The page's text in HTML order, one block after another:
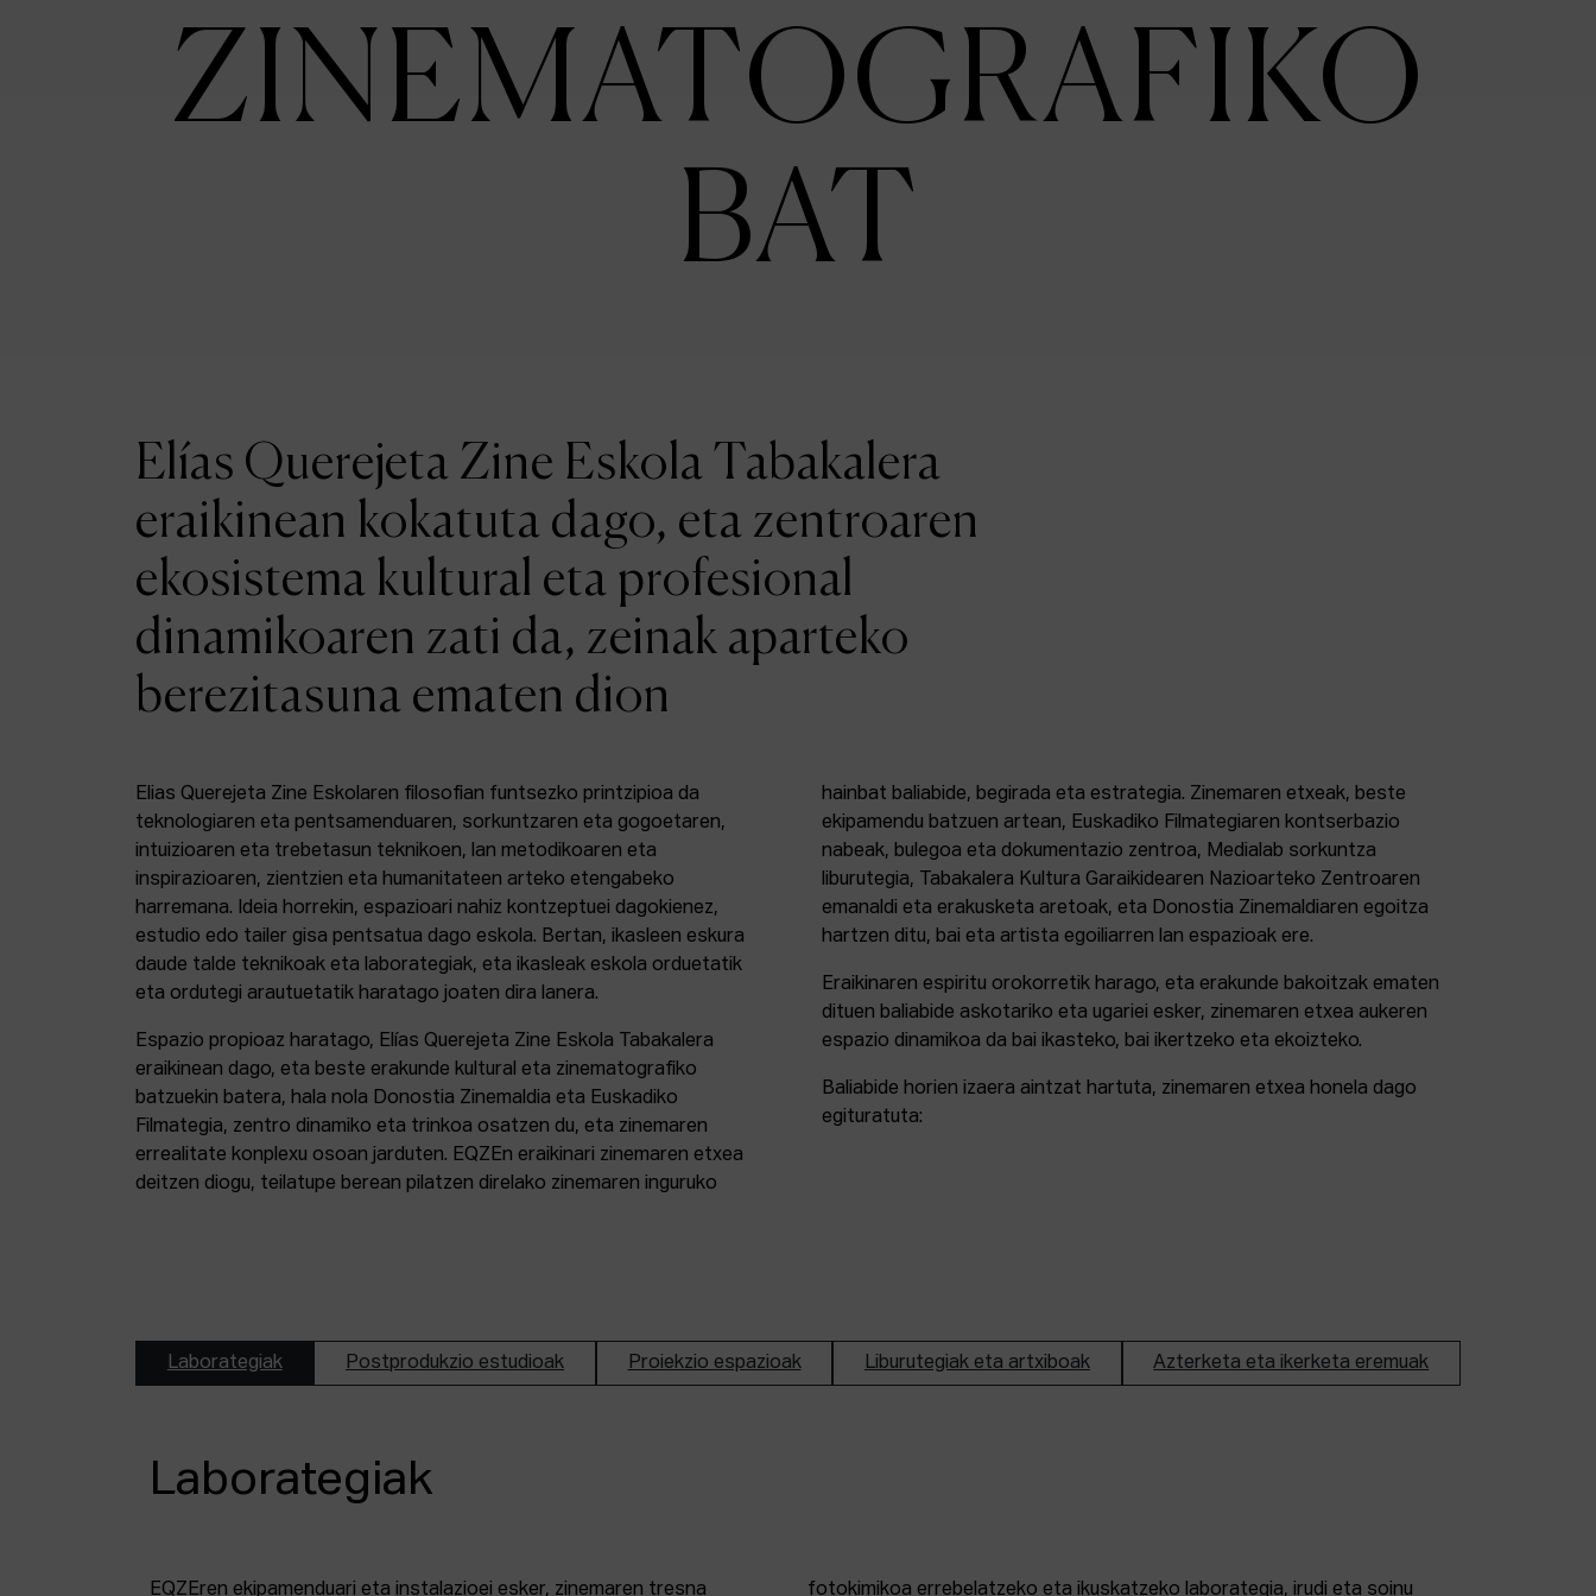
ZINEMATOGRAFIKO
BAT
Elías Querejeta Zine Eskola Tabakalera
eraikinean kokatuta dago, eta zentroaren
ekosistema kultural eta profesional
dinamikoaren zati da, zeinak aparteko
berezitasuna ematen dion
Elias Querejeta Zine Eskolaren filosofian funtsezko printzipioa da
teknologiaren eta pentsamenduaren, sorkuntzaren eta gogoetaren,
intuizioaren eta trebetasun teknikoen, lan metodikoaren eta
inspirazioaren, zientzien eta humanitateen arteko etengabeko
harremana. Ideia horrekin, espazioari nahiz kontzeptuei dagokienez,
estudio edo tailer gisa pentsatua dago eskola. Bertan, ikasleen eskura
daude talde teknikoak eta laborategiak, eta ikasleak eskola orduetatik
eta ordutegi arautuetatik haratago joaten dira lanera.
Espazio propioaz haratago, Elías Querejeta Zine Eskola Tabakalera
eraikinean dago, eta beste erakunde kultural eta zinematografiko
batzuekin batera, hala nola Donostia Zinemaldia eta Euskadiko
Filmategia, zentro dinamiko eta trinkoa osatzen du, eta zinemaren
errealitate konplexu osoan jarduten. EQZEn eraikinari zinemaren etxea
deitzen diogu, teilatupe berean pilatzen direlako zinemaren inguruko
hainbat baliabide, begirada eta estrategia. Zinemaren etxeak, beste
ekipamendu batzuen artean, Euskadiko Filmategiaren kontserbazio
nabeak, bulegoa eta dokumentazio zentroa, Medialab sorkuntza
liburutegia, Tabakalera Kultura Garaikidearen Nazioarteko Zentroaren
emanaldi eta erakusketa aretoak, eta Donostia Zinemaldiaren egoitza
hartzen ditu, bai eta artista egoiliarren lan espazioak ere.
Eraikinaren espiritu orokorretik harago, eta erakunde bakoitzak ematen
dituen baliabide askotariko eta ugariei esker, zinemaren etxea aukeren
espazio dinamikoa da bai ikasteko, bai ikertzeko eta ekoizteko.
Baliabide horien izaera aintzat hartuta, zinemaren etxea honela dago
egituratuta:
Laborategiak Postprodukzio estudioak Proiekzio espazioak Liburutegiak eta artxiboak Azterketa eta ikerketa eremuak
Laborategiak
EQZEren ekipamenduari eta instalazioei esker, zinemaren tresna
fotokimikoa errebelatzeko eta ikuskatzeko laborategia, irudi eta soinu